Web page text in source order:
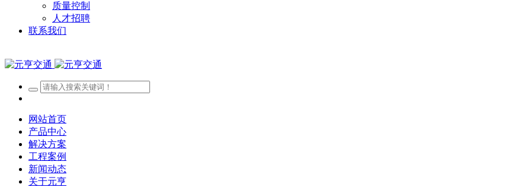
质量控制
人才招聘
联系我们
网站首页
产品中心
解决方案
工程案例
新闻动态
关于元亨